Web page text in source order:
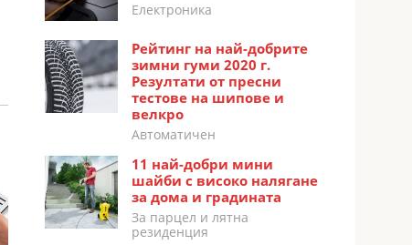
Електроника
Рейтинг на най-добрите
зимни гуми 2020 г.
Резултати от пресни
тестове на шипове и
велкро
Автоматичен
11 най-добри мини
шайби с високо налягане
за дома и градината
За парцел и лятна
резиденция